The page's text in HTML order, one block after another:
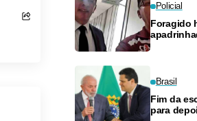
Policial
Foragido
Brasil
Fim da
para